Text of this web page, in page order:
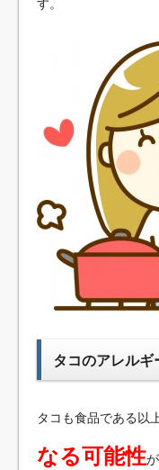
す。
タコのアレルギ
タコも食品である以上
なる可能性